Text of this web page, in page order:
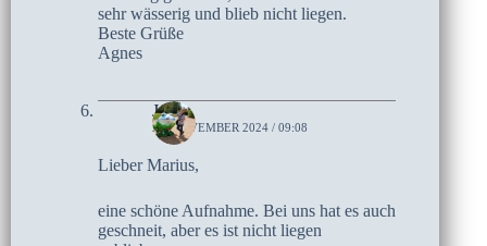
sehr wässerig und blieb nicht liegen.
Beste Grüße
Agnes
Jutta
21. NOVEMBER 2024 / 09:08
Lieber Marius,
eine schöne Aufnahme. Bei uns hat es auch
geschneit, aber es ist nicht liegen